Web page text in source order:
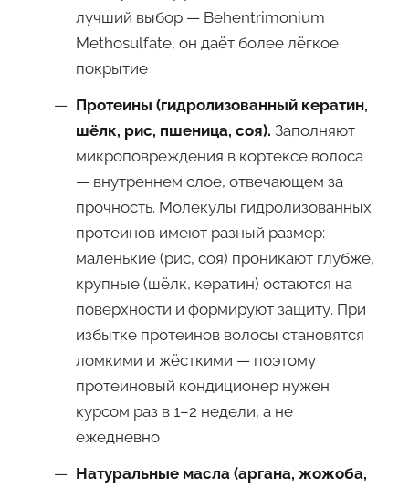
лучший выбор — Behentrimonium
Methosulfate, он даёт более лёгкое
покрытие
Протеины (гидролизованный кератин,
шёлк, рис, пшеница, соя). Заполняют
микроповреждения в кортексе волоса
— внутреннем слое, отвечающем за
прочность. Молекулы гидролизованных
протеинов имеют разный размер:
маленькие (рис, соя) проникают глубже,
крупные (шёлк, кератин) остаются на
поверхности и формируют защиту. При
избытке протеинов волосы становятся
ломкими и жёсткими — поэтому
протеиновый кондиционер нужен
курсом раз в 1–2 недели, а не
ежедневно
Натуральные масла (аргана, жожоба,